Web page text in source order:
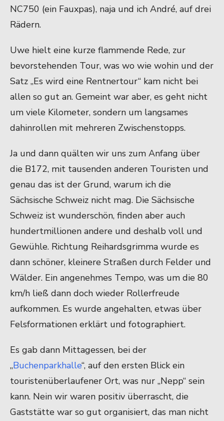
NC750 (ein Fauxpas), naja und ich André, auf drei
Rädern.
Uwe hielt eine kurze flammende Rede, zur
bevorstehenden Tour, was wo wie wohin und der
Satz „Es wird eine Rentnertour“ kam nicht bei
allen so gut an. Gemeint war aber, es geht nicht
um viele Kilometer, sondern um langsames
dahinrollen mit mehreren Zwischenstopps.
Ja und dann quälten wir uns zum Anfang über
die B172, mit tausenden anderen Touristen und
genau das ist der Grund, warum ich die
Sächsische Schweiz nicht mag. Die Sächsische
Schweiz ist wunderschön, finden aber auch
hundertmillionen andere und deshalb voll und
Gewühle. Richtung Reihardsgrimma wurde es
dann schöner, kleinere Straßen durch Felder und
Wälder. Ein angenehmes Tempo, was um die 80
km/h ließ dann doch wieder Rollerfreude
aufkommen. Es wurde angehalten, etwas über
Felsformationen erklärt und fotographiert.
Es gab dann Mittagessen, bei der
„Buchenparkhalle“, auf den ersten Blick ein
touristenüberlaufener Ort, was nur „Nepp“ sein
kann. Nein wir waren positiv überrascht, die
Gaststätte war so gut organisiert, das man nicht